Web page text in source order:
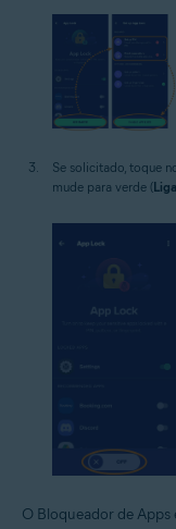
Se solicitado, toque
mude para verde (
O Bloqueador de Apps